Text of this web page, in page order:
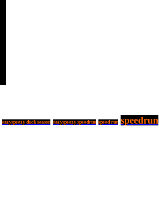
eazyspeezy duck season eazyspeezy speedrun speed run speedrun